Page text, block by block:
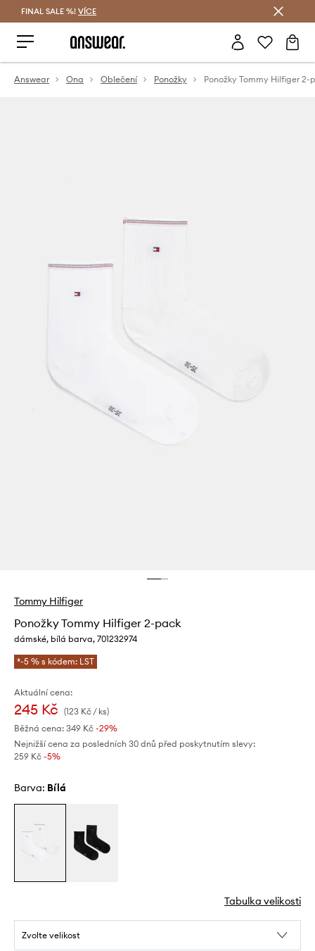
FINAL SALE %! VÍCE
Answear Ona Oblečení Ponožky Ponožky Tommy Hilfiger 2-
Tommy Hilfiger
Ponožky Tommy Hilfiger 2-pack
dámské, bílá barva, 701232974
*-5 % s kódem: LST
Aktuální cena:
245 Kč (123 Kč / ks)
Běžná cena: 349 Kč -29%
Nejnižší cena za posledních 30 dnů před poskytnutím slevy:
259 Kč -5%
Barva: bílá
Tabulka velikosti
Zvolte velikost